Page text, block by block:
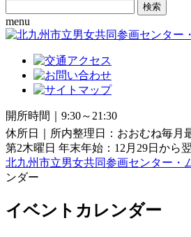
Search
for:
menu
開所時間｜9:30～21:30
休所日｜所内整理日：おおむね毎月
第2木曜日 年末年始：12月29日から
北九州市立男女共同参画センター・
ンダー
イベントカレンダー